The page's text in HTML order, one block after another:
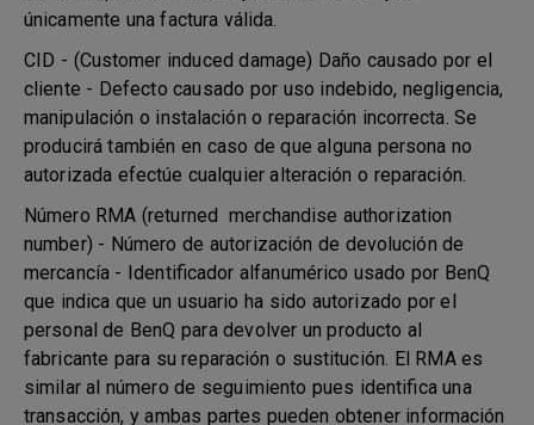
únicamente una factura válida.
CID - (Customer induced damage) Daño causado por el
cliente - Defecto causado por uso indebido, negligencia,
manipulación o instalación o reparación incorrecta. Se
producirá también en caso de que alguna persona no
autorizada efectúe cualquier alteración o reparación.
Número RMA (returned merchandise authorization
number) - Número de autorización de devolución de
mercancía - Identificador alfanumérico usado por BenQ
que indica que un usuario ha sido autorizado por el
personal de BenQ para devolver un producto al
fabricante para su reparación o sustitución. El RMA es
similar al número de seguimiento pues identifica una
transacción, y ambas partes pueden obtener información